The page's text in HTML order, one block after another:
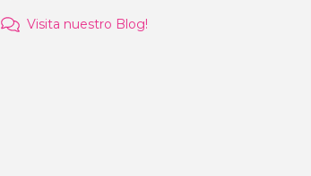
Visita nuestro Blog!